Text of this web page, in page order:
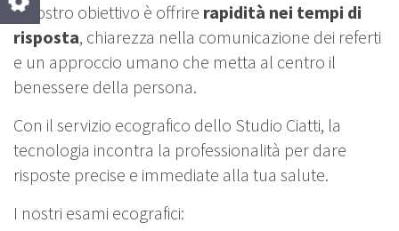
Il nostro obiettivo è offrire rapidità nei tempi di
risposta, chiarezza nella comunicazione dei referti
e un approccio umano che metta al centro il
benessere della persona.
Con il servizio ecografico dello Studio Ciatti, la
tecnologia incontra la professionalità per dare
risposte precise e immediate alla tua salute.
I nostri esami ecografici: